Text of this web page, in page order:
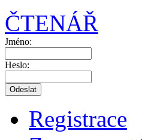
ČTENÁŘ
Jméno:
Heslo:
Registrace